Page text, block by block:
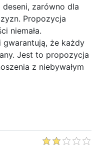
zarówno dla
Propozycja
niemała.
że każdy
Jest to propozycja
z niebywałym